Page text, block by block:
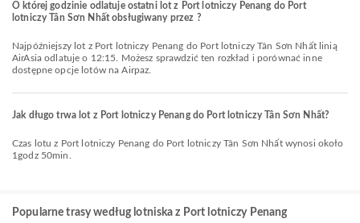
O której godzinie odlatuje ostatni lot z Port lotniczy Penang do Port
lotniczy Tân Sơn Nhất obsługiwany przez ?
Najpóźniejszy lot z Port lotniczy Penang do Port lotniczy Tân Sơn Nhất linią
AirAsia odlatuje o 12:15. Możesz sprawdzić ten rozkład i porównać inne
dostępne opcje lotów na Airpaz.
Jak długo trwa lot z Port lotniczy Penang do Port lotniczy Tân Sơn Nhất?
Czas lotu z Port lotniczy Penang do Port lotniczy Tân Sơn Nhất wynosi około
1godz 50min.
Popularne trasy według lotniska z Port lotniczy Penang